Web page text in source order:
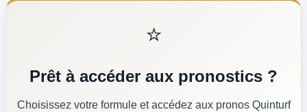
⭐
Prêt à accéder aux pronostics ?
Choisissez votre formule et accédez aux pronos Quinturf